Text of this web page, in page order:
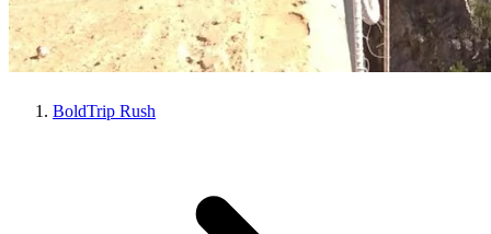
BoldTrip Rush